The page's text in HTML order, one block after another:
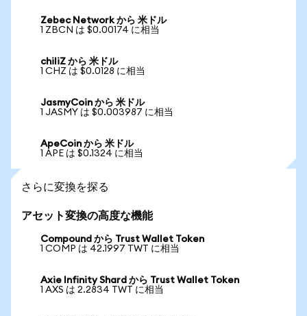
Zebec Network から 米ドル
1 ZBCN は $0.00174 に相当
chiliZ から 米ドル
1 CHZ は $0.0128 に相当
JasmyCoin から 米ドル
1 JASMY は $0.003987 に相当
ApeCoin から 米ドル
1 APE は $0.1324 に相当
さらに変換を探る
アセット変換の高度な機能
Compound から Trust Wallet Token
1 COMP は 42.1997 TWT に相当
Axie Infinity Shard から Trust Wallet Token
1 AXS は 2.2834 TWT に相当